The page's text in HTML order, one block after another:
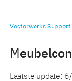
Vectorworks Support
Laatste update: